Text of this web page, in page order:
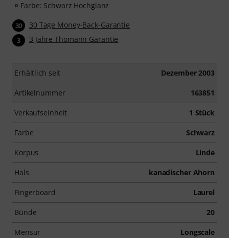
Farbe: Schwarz Hochglanz
30 30 Tage Money-Back-Garantie
3 3 Jahre Thomann Garantie
Erhältlich seit Dezember 2003
Artikelnummer 163851
Verkaufseinheit 1 Stück
Farbe Schwarz
Korpus Linde
Hals kanadischer Ahorn
Fingerboard Laurel
Bünde 20
Mensur Longscale